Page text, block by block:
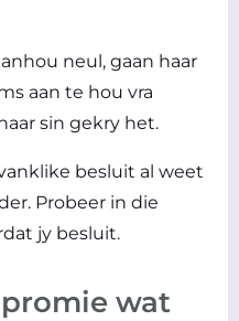
neul, gaan haar
aan te hou vra
sin gekry het.
besluit al weet
Probeer in die
jy besluit.
wat